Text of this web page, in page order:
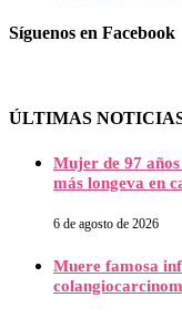
Síguenos en Facebook
ÚLTIMAS
Mujer de 97
más longeva en
6 de agosto de 2026
Muere famosa